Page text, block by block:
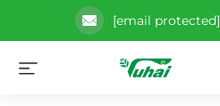
[email protected]